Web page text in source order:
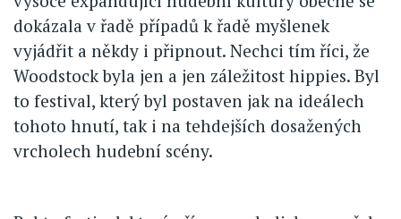
dokázala v řadě případů k řadě myšlenek
vyjádřit a někdy i připnout. Nechci tím říci, že
Woodstock byla jen a jen záležitost hippies. Byl
to festival, který byl postaven jak na ideálech
tohoto hnutí, tak i na tehdejších dosažených
vrcholech hudební scény.